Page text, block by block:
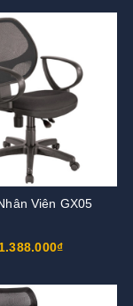
Viên GX05
1.388.000₫